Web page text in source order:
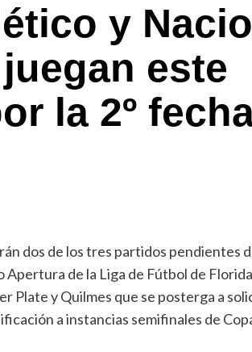
y
este
la 2º
dos de los tres partidos pendientes
Apertura de la Liga de Fútbol de
Plate y Quilmes que se posterga a
a instancias semifinales de